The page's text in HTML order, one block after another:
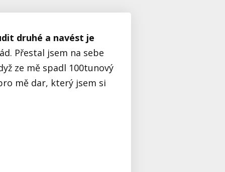
druhé a navést je
Přestal jsem na sebe
ze mě spadl 100tunový
mě dar, který jsem si